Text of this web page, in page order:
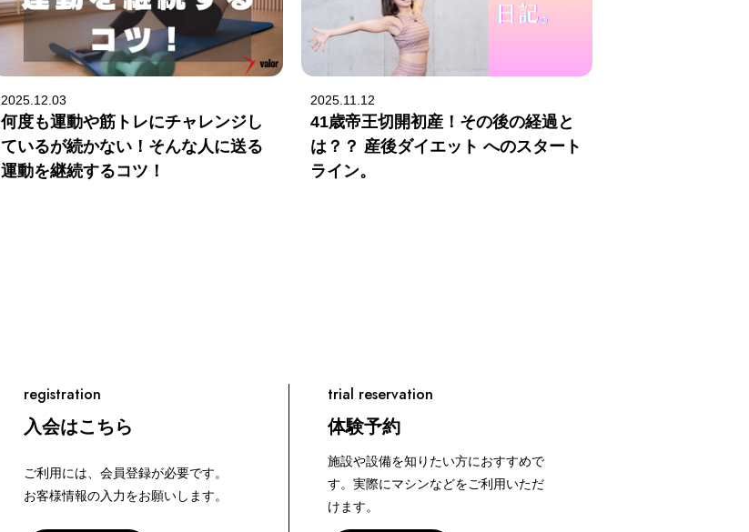
2025.12.03
何度も運動や筋トレにチャレンジし
ているが続かない！そんな人に送る
運動を継続するコツ！
2025.11.12
41歳帝王切開初産！その後の経過と
は？？ 産後ダイエット へのスタート
ライン。
registration
入会はこちら
ご利用には、会員登録が必要です。
お客様情報の入力をお願いします。
trial reservation
体験予約
施設や設備を知りたい方におすすめで
す。実際にマシンなどをご利用いただ
けます。